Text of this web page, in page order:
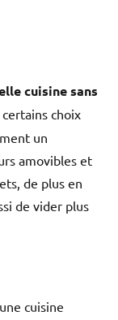
cuisine sans
certains choix
un
amovibles et
de plus en
de vider plus
cuisine